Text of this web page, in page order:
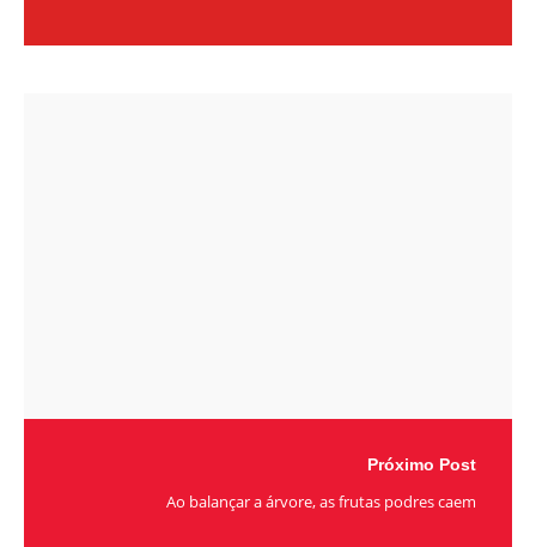
Próximo Post
Ao balançar a árvore, as frutas podres caem